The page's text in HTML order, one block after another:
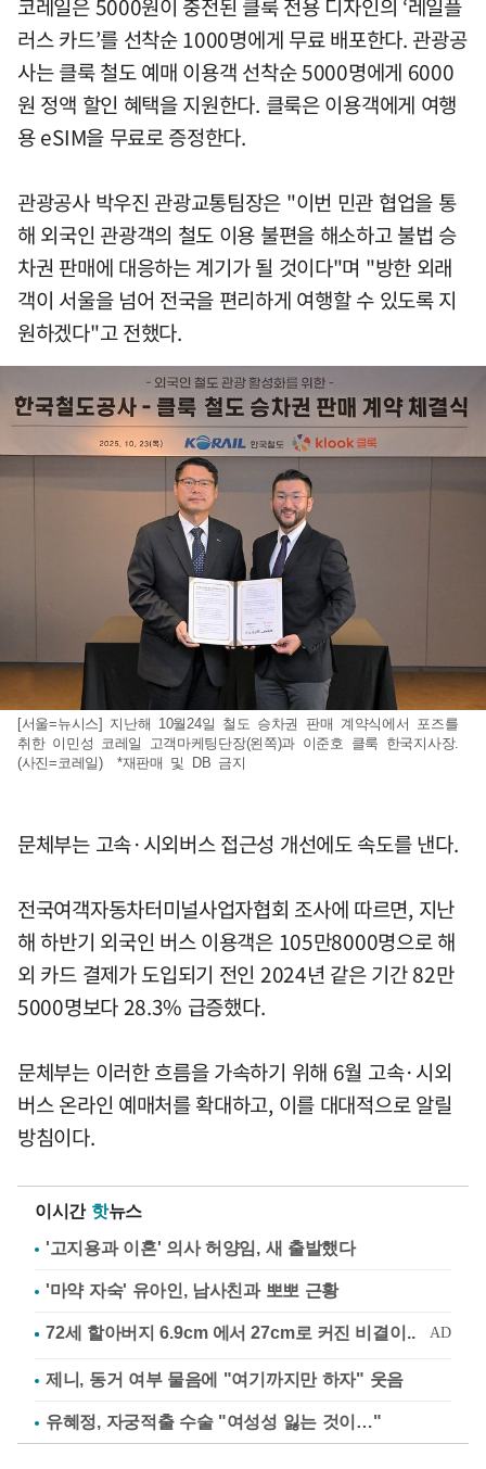
코레일은 5000원이 충전된 클룩 전용 디자인의 ‘레일플
러스 카드’를 선착순 1000명에게 무료 배포한다. 관광공
사는 클룩 철도 예매 이용객 선착순 5000명에게 6000
원 정액 할인 혜택을 지원한다. 클룩은 이용객에게 여행
용 eSIM을 무료로 증정한다.
관광공사 박우진 관광교통팀장은 "이번 민관 협업을 통
해 외국인 관광객의 철도 이용 불편을 해소하고 불법 승
차권 판매에 대응하는 계기가 될 것이다"며 "방한 외래
객이 서울을 넘어 전국을 편리하게 여행할 수 있도록 지
원하겠다"고 전했다.
[서울=뉴시스] 지난해 10월24일 철도 승차권 판매 계약식에서 포즈를
취한 이민성 코레일 고객마케팅단장(왼쪽)과 이준호 클룩 한국지사장.
(사진=코레일) *재판매 및 DB 금지
문체부는 고속·시외버스 접근성 개선에도 속도를 낸다.
전국여객자동차터미널사업자협회 조사에 따르면, 지난
해 하반기 외국인 버스 이용객은 105만8000명으로 해
외 카드 결제가 도입되기 전인 2024년 같은 기간 82만
5000명보다 28.3% 급증했다.
문체부는 이러한 흐름을 가속하기 위해 6월 고속·시외
버스 온라인 예매처를 확대하고, 이를 대대적으로 알릴
방침이다.
이시간 핫뉴스
'고지용과 이혼' 의사 허양임, 새 출발했다
'마약 자숙' 유아인, 남사친과 뽀뽀 근황
제니, 동거 여부 물음에 "여기까지만 하자" 웃음
유혜정, 자궁적출 수술 "여성성 잃는 것이…"